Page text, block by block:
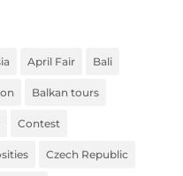
April Fair Bali
Balkan tours
Contest
Czech Republic